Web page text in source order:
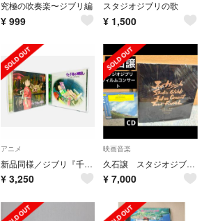
究極の吹奏楽〜ジブリ編
¥ 999
スタジオジブリの歌
¥ 1,500
アニメ
新品同様／ジブリ『千と千尋の神隠し』サントラ＆イメージアルバムCDセット／アニメ
¥ 3,250
映画音楽
久石譲 スタジオジブリ映画コンサート パンフレット CD ジブリ コンサート
¥ 7,000